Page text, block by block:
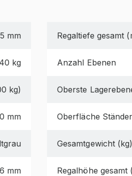
mm Regaltiefe gesamt
kg Anzahl Ebenen
kg) Oberste
mm Oberfläche
Gesamtgewicht (kg)
mm Regalhöhe gesamt